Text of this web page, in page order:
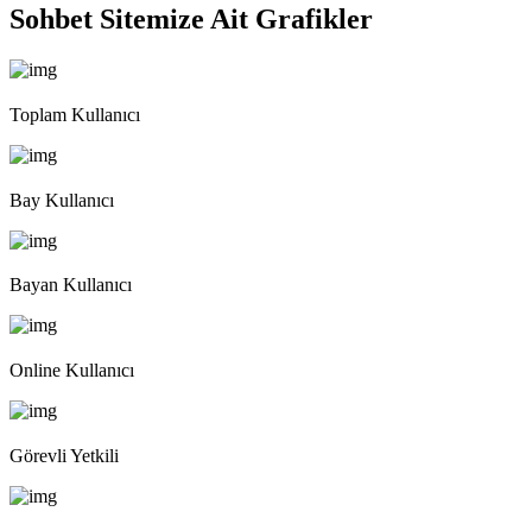
Sohbet Sitemize Ait Grafikler
Toplam Kullanıcı
Bay Kullanıcı
Bayan Kullanıcı
Online Kullanıcı
Görevli Yetkili